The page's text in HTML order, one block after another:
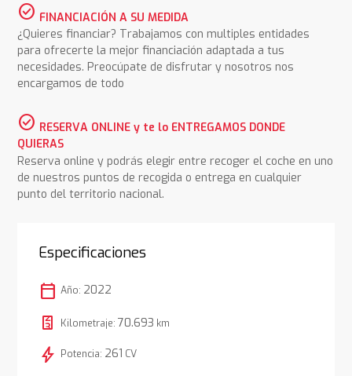
check_circle FINANCIACIÓN A SU MEDIDA
¿Quieres financiar? Trabajamos con multiples entidades
para ofrecerte la mejor financiación adaptada a tus
necesidades. Preocúpate de disfrutar y nosotros nos
encargamos de todo
check_circle RESERVA ONLINE y te lo ENTREGAMOS DONDE
QUIERAS
Reserva online y podrás elegir entre recoger el coche en uno
de nuestros puntos de recogida o entrega en cualquier
punto del territorio nacional.
Especificaciones
calendar_today Año: 2022
Kilometraje: 70.693 km
bolt Potencia: 261 CV